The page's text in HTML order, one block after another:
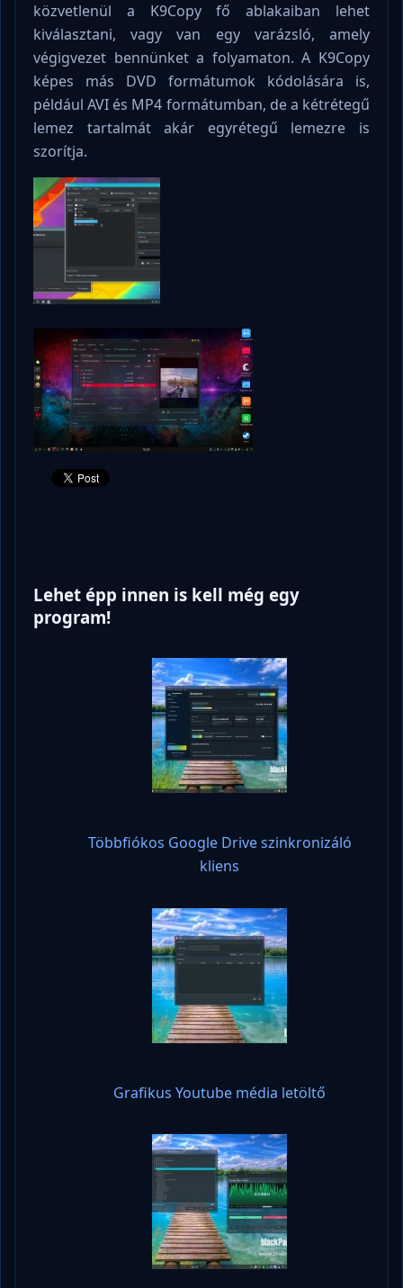
közvetlenül a K9Copy fő ablakaiban lehet
kiválasztani, vagy van egy varázsló, amely
végigvezet bennünket a folyamaton. A K9Copy
képes más DVD formátumok kódolására is,
például AVI és MP4 formátumban, de a kétrétegű
lemez tartalmát akár egyrétegű lemezre is
szorítja.
Lehet épp innen is kell még egy
program!
Többfiókos Google Drive szinkronizáló
kliens
Grafikus Youtube média letöltő